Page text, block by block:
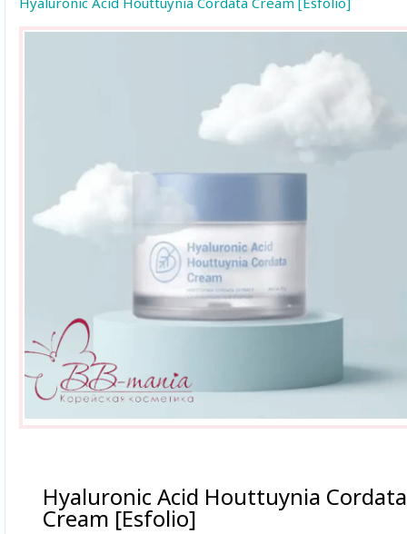
Hyaluronic Acid Houttuynia Cordata
Cream [Esfolio]